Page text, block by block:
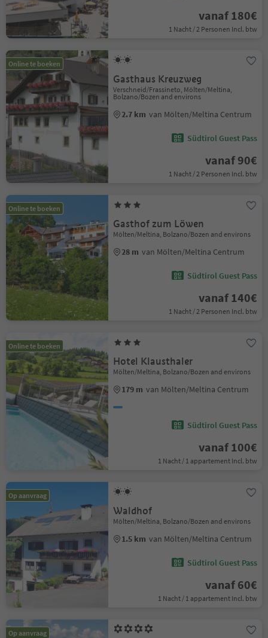
vanaf 180€
1 Nacht / 2 Personen Incl. btw
Online te boeken
Gasthaus Kreuzweg
Verschneid/Frassineto, Mölten/Meltina,
Bolzano/Bozen and environs
2.7 km van Mölten/Meltina Centrum
Südtirol Guest Pass
vanaf 90€
1 Nacht / 2 Personen Incl. btw
Online te boeken
Gasthof zum Löwen
Mölten/Meltina, Bolzano/Bozen and environs
28 m van Mölten/Meltina Centrum
Südtirol Guest Pass
vanaf 140€
1 Nacht / 2 Personen Incl. btw
Online te boeken
Hotel Klausthaler
Mölten/Meltina, Bolzano/Bozen and environs
179 m van Mölten/Meltina Centrum
Südtirol Guest Pass
vanaf 100€
1 Nacht / 1 appartement Incl. btw
Op aanvraag
Waldhof
Mölten/Meltina, Bolzano/Bozen and environs
1.5 km van Mölten/Meltina Centrum
Südtirol Guest Pass
vanaf 60€
1 Nacht / 1 appartement Incl. btw
Op aanvraag